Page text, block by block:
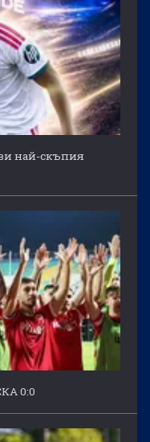
най-скъпия
0:0